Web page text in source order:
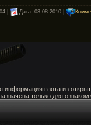
| Дата: 03.08.2010
информация взята из
только для